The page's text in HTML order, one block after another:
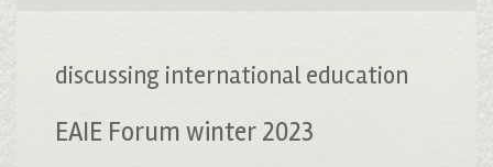
discussing international education
EAIE Forum winter 2023